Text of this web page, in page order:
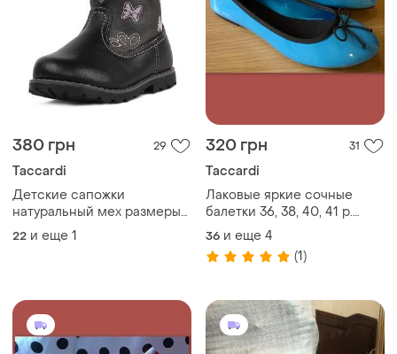
380 грн 29
Taccardi
Детские сапожки
натуральный мех размеры
20, 21, 22, 24, 25 t.taccardi
22 и еще 1
320 грн 31
Taccardi
Лаковые яркие сочные
балетки 36, 38, 40, 41 р.
маломерят
36 и еще 4
(1)